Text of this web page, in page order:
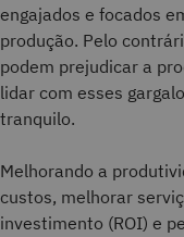
engajados e focados
produção. Pelo
podem prejudicar a
lidar com esses
tranquilo.
Melhorando a
custos, melhorar
investimento (ROI) e